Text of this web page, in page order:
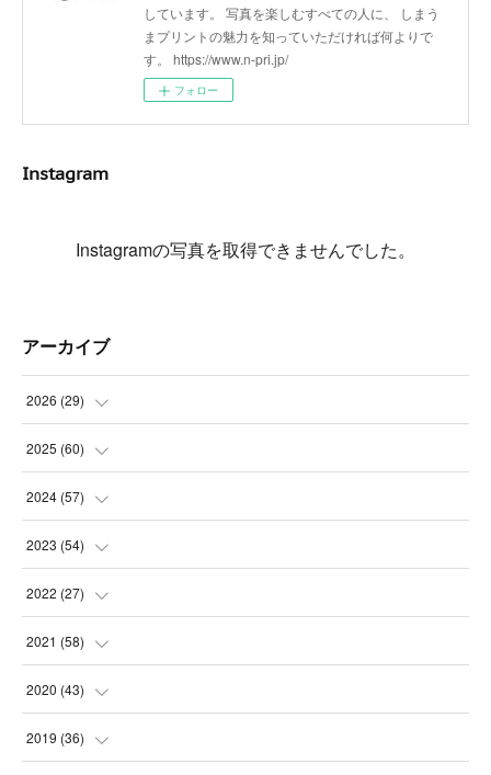
しています。 写真を楽しむすべての人に、 しまう
まプリントの魅力を知っていただければ何よりで
す。 https://www.n-pri.jp/
フォロー
Instagram
Instagramの写真を取得できませんでした。
アーカイブ
2026 (29)
(5
(3
(7
(6
2025 (60)
(3
(3
(3
(2
2024 (57)
(4
(5
(2
(6
2023 (54)
(6
(8
(9
(6
2022 (27)
(1
(3
(3
2021 (58)
(1
(5
2020 (43)
(5
2019 (36)